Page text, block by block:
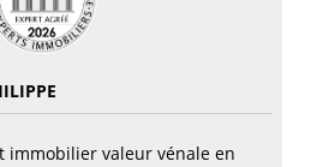
immobilier valeur vénale en